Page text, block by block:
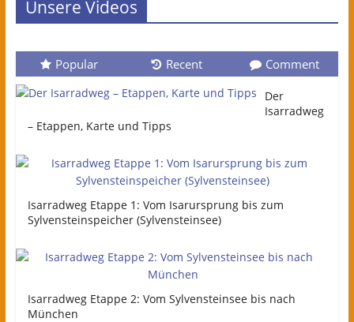
Unsere Videos
Popular Recent Comment
Der
Isarradweg
– Etappen, Karte und Tipps
Isarradweg Etappe 1: Vom Isarursprung bis zum
Sylvensteinspeicher (Sylvensteinsee)
Isarradweg Etappe 2: Vom Sylvensteinsee bis nach
München